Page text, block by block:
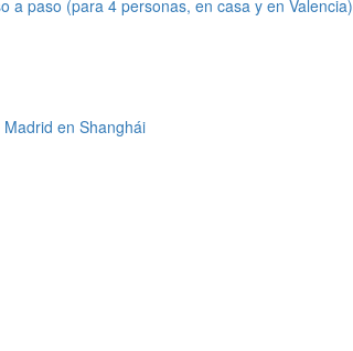
a paso (para 4 personas, en casa y en Valencia)
en Shanghái